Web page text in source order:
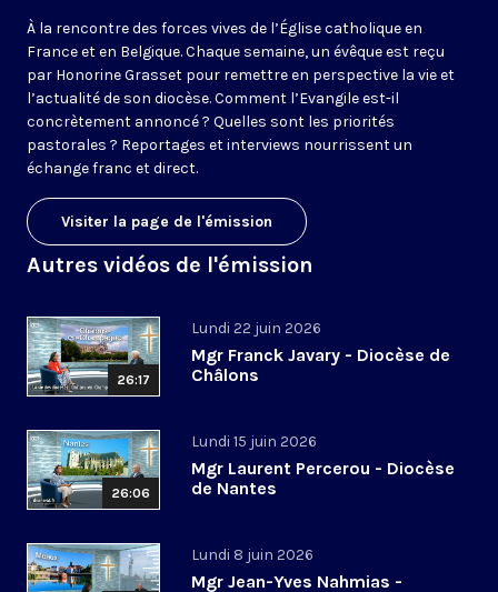
À la rencontre des forces vives de l’Église catholique en
France et en Belgique. Chaque semaine, un évêque est reçu
par Honorine Grasset pour remettre en perspective la vie et
l’actualité de son diocèse. Comment l’Evangile est-il
concrètement annoncé ? Quelles sont les priorités
pastorales ? Reportages et interviews nourrissent un
échange franc et direct.
Visiter la page de l'émission
Autres vidéos de l'émission
26:17
Lundi 22 juin 2026
Mgr Franck Javary - Diocèse de
Châlons
26:06
Lundi 15 juin 2026
Mgr Laurent Percerou - Diocèse
de Nantes
Lundi 8 juin 2026
Mgr Jean-Yves Nahmias -